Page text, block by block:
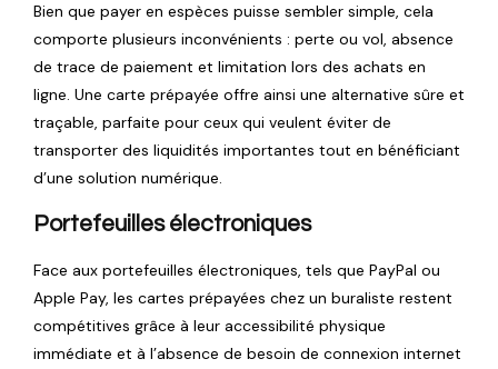
Bien que payer en espèces puisse sembler simple, cela
comporte plusieurs inconvénients : perte ou vol, absence
de trace de paiement et limitation lors des achats en
ligne. Une carte prépayée offre ainsi une alternative sûre et
traçable, parfaite pour ceux qui veulent éviter de
transporter des liquidités importantes tout en bénéficiant
d’une solution numérique.
Portefeuilles électroniques
Face aux portefeuilles électroniques, tels que PayPal ou
Apple Pay, les cartes prépayées chez un buraliste restent
compétitives grâce à leur accessibilité physique
immédiate et à l’absence de besoin de connexion internet